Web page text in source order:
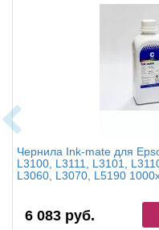
Чернила Ink-mate для
L3100, L3111, L3101,
L3060, L3070, L5190
6 083 руб.